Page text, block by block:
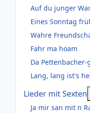
Auf du junger
Eines Sonntag
Wahre
Fahr ma hoam
Da
Lang, lang ist's
Lieder mit Sexten
Ja mir san mit n